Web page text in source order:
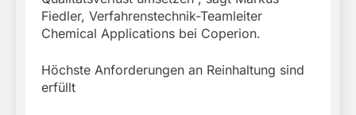
Fiedler, Verfahrenstechnik-Teamleiter
Chemical Applications bei Coperion.
Höchste Anforderungen an Reinhaltung sind
erfüllt